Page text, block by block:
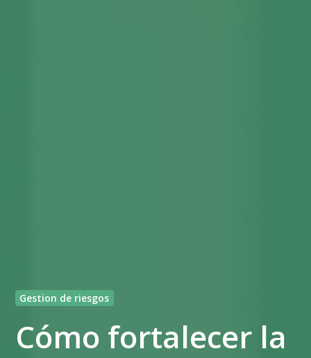
Gestion de riesgos
Cómo fortalecer la